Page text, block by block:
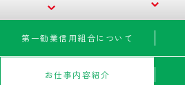
第一勧業信用組合について
お仕事内容紹介